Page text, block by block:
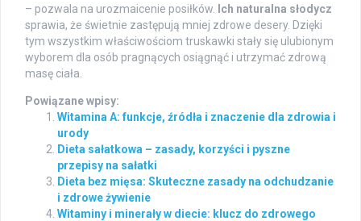
– pozwala na urozmaicenie posiłków. Ich naturalna słodycz
sprawia, że świetnie zastępują mniej zdrowe desery. Dzięki
tym wszystkim właściwościom truskawki stały się ulubionym
wyborem dla osób pragnących osiągnąć i utrzymać zdrową
masę ciała.
Powiązane wpisy:
Witamina A: funkcje, źródła i znaczenie dla zdrowia i
urody
Dieta sałatkowa – zasady, korzyści i pyszne
przepisy na sałatki
Dieta bez mięsa: Skuteczne zasady na odchudzanie
i zdrowe żywienie
Witaminy i minerały w diecie: klucz do zdrowego